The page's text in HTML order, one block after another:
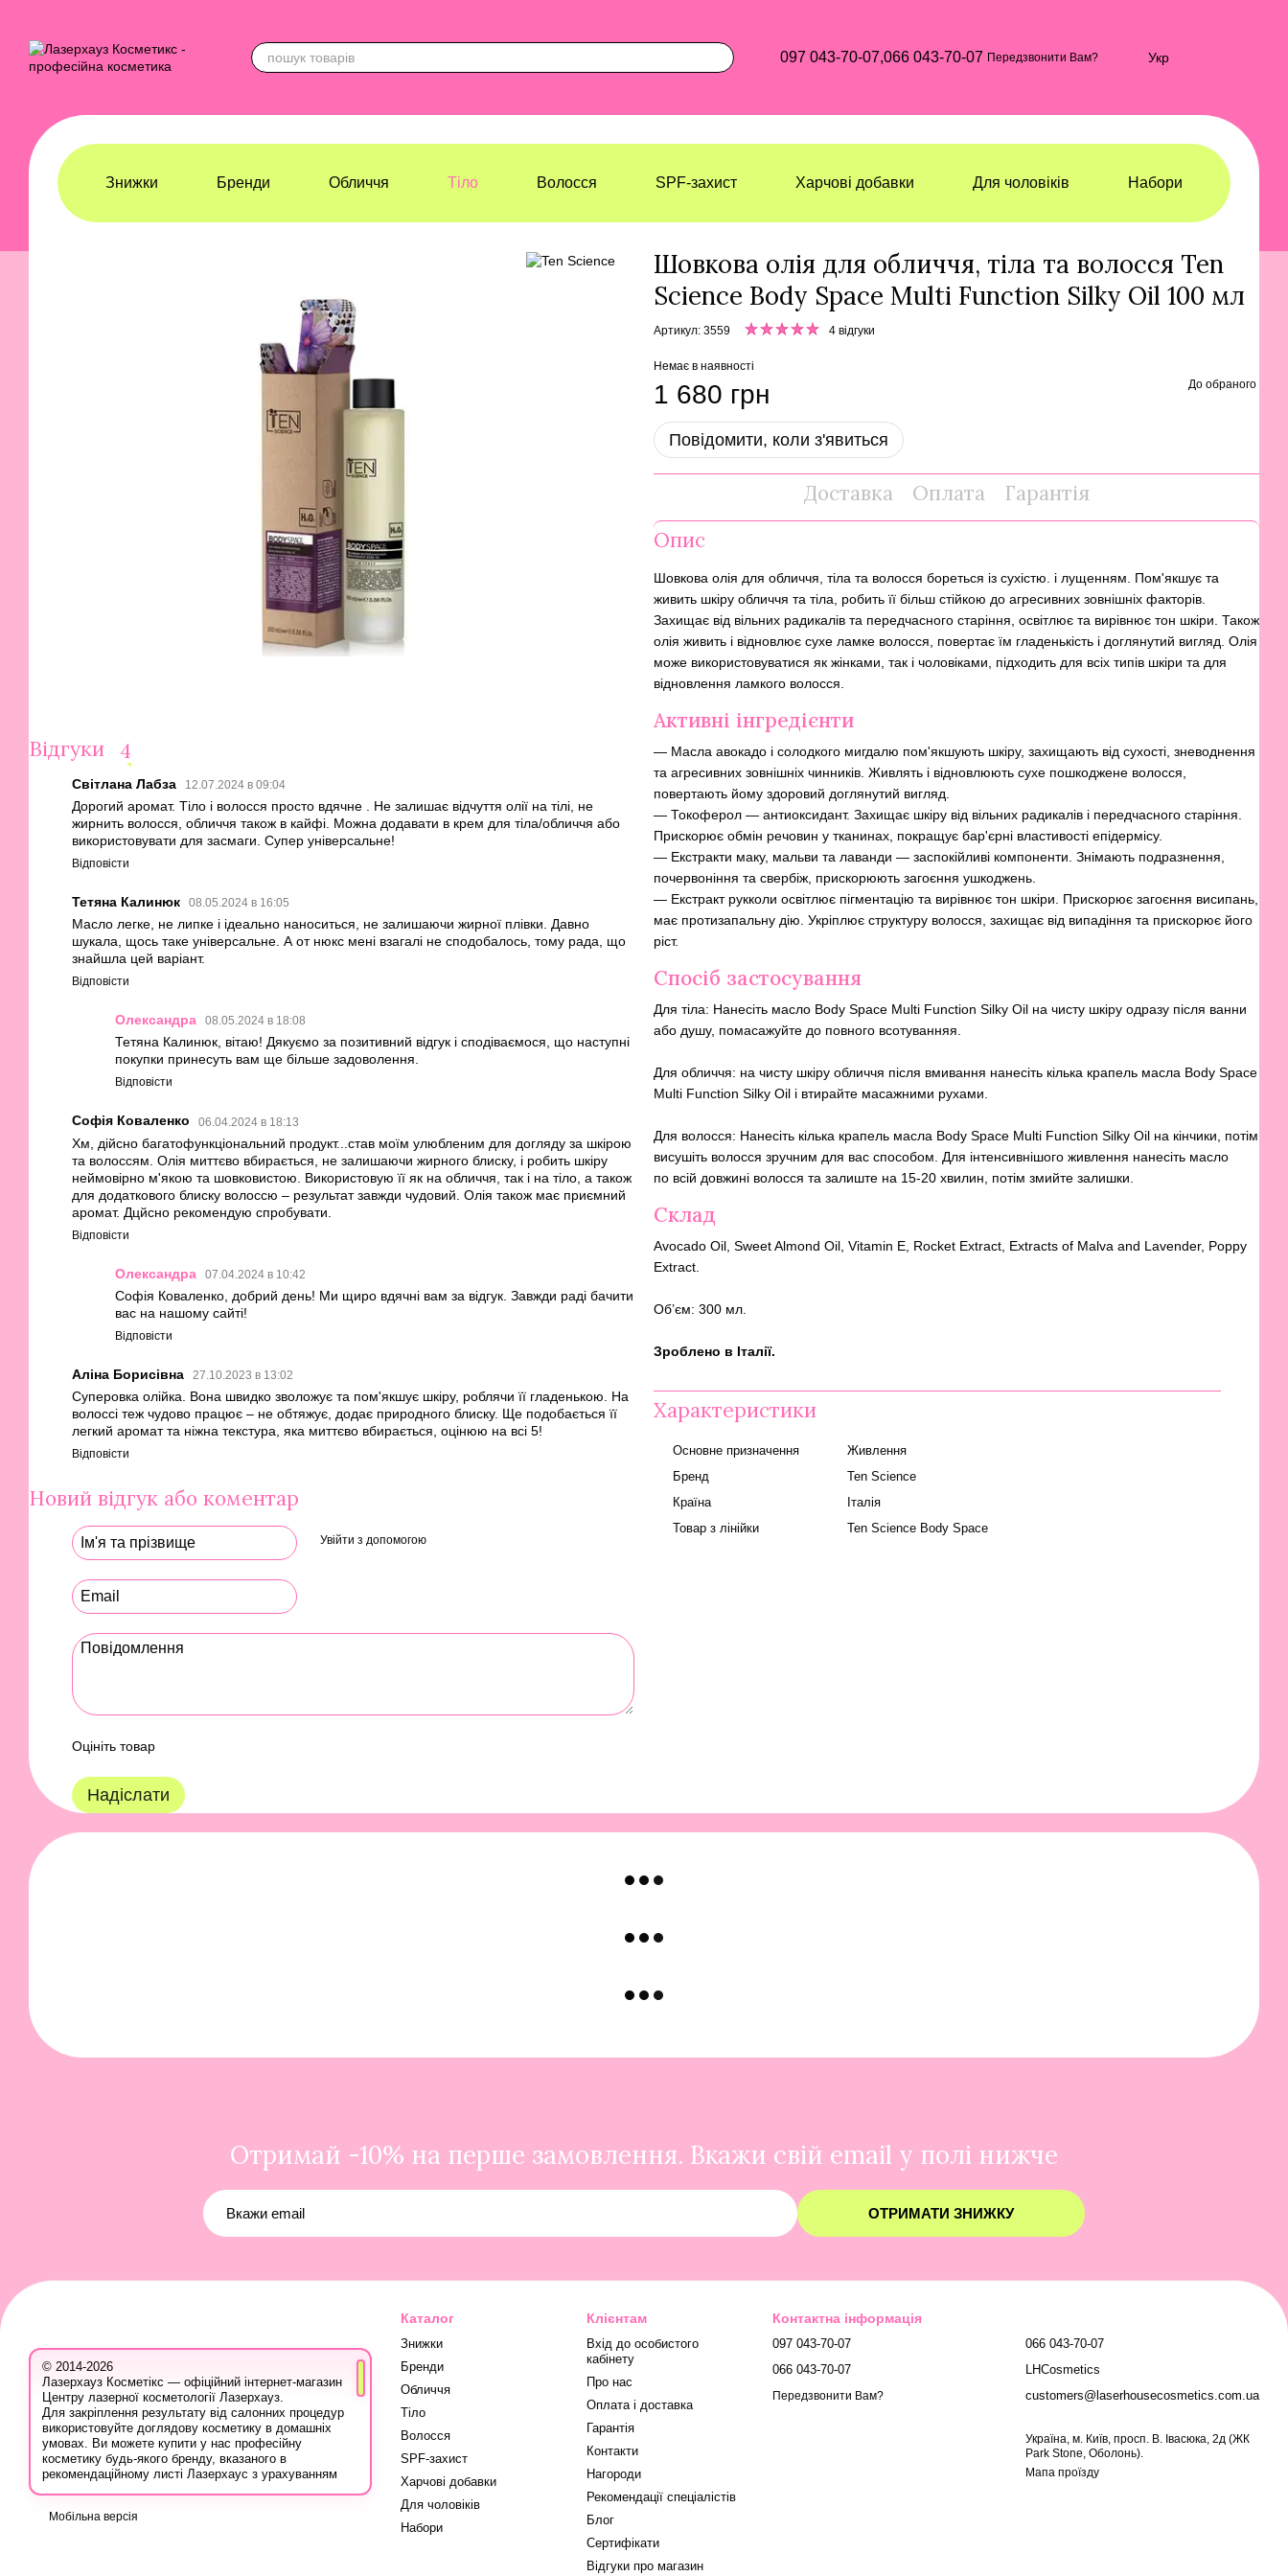
097 043-70-07,066 043-70-07 Передзвонити Вам? Укр
Знижки Бренди Обличчя Тіло Волосся SPF-захист Харчові добавки Для чоловіків Набори
Відгуки 4
Світлана Лабза 12.07.2024 в 09:04
Дорогий аромат. Тіло і волосся просто вдячне . Не залишає відчуття олії на тілі, не
жирнить волосся, обличчя також в кайфі. Можна додавати в крем для тіла/обличчя або
використовувати для засмаги. Супер універсальне!
Відповісти
Тетяна Калинюк 08.05.2024 в 16:05
Масло легке, не липке і ідеально наноситься, не залишаючи жирної плівки. Давно
шукала, щось таке універсальне. А от нюкс мені взагалі не сподобалось, тому рада, що
знайшла цей варіант.
Відповісти
Олександра 08.05.2024 в 18:08
Тетяна Калинюк, вітаю! Дякуємо за позитивний відгук і сподіваємося, що наступні
покупки принесуть вам ще більше задоволення.
Відповісти
Софія Коваленко 06.04.2024 в 18:13
Хм, дійсно багатофункціональний продукт...став моїм улюбленим для догляду за шкірою
та волоссям. Олія миттєво вбирається, не залишаючи жирного блиску, і робить шкіру
неймовірно м'якою та шовковистою. Використовую її як на обличчя, так і на тіло, а також
для додаткового блиску волоссю – результат завжди чудовий. Олія також має приємний
аромат. Дцйсно рекомендую спробувати.
Відповісти
Олександра 07.04.2024 в 10:42
Софія Коваленко, добрий день! Ми щиро вдячні вам за відгук. Завжди раді бачити
вас на нашому сайті!
Відповісти
Аліна Борисівна 27.10.2023 в 13:02
Суперовка олійка. Вона швидко зволожує та пом'якшує шкіру, роблячи її гладенькою. На
волоссі теж чудово працює – не обтяжує, додає природного блиску. Ще подобається її
легкий аромат та ніжна текстура, яка миттєво вбирається, оцінюю на всі 5!
Відповісти
Новий відгук або коментар
Увійти з допомогою
Оцініть товар
Надіслати
Шовкова олія для обличчя, тіла та волосся Ten
Science Body Space Multi Function Silky Oil 100 мл
Артикул: 3559 4 відгуки
1 680 грн
Немає в наявності
До обраного
Повідомити, коли з'явиться
Доставка Оплата
Гарантія
Опис
Шовкова олія для обличчя, тіла та волосся бореться із сухістю. і лущенням. Пом'якшує та
живить шкіру обличчя та тіла, робить її більш стійкою до агресивних зовнішніх факторів.
Захищає від вільних радикалів та передчасного старіння, освітлює та вирівнює тон шкіри. Також
олія живить і відновлює сухе ламке волосся, повертає їм гладенькість і доглянутий вигляд. Олія
може використовуватися як жінками, так і чоловіками, підходить для всіх типів шкіри та для
відновлення ламкого волосся.
Активні інгредієнти
— Масла авокадо і солодкого мигдалю пом'якшують шкіру, захищають від сухості, зневоднення
та агресивних зовнішніх чинників. Живлять і відновлюють сухе пошкоджене волосся,
повертають йому здоровий доглянутий вигляд.
— Токоферол — антиоксидант. Захищає шкіру від вільних радикалів і передчасного старіння.
Прискорює обмін речовин у тканинах, покращує бар'єрні властивості епідермісу.
— Екстракти маку, мальви та лаванди — заспокійливі компоненти. Знімають подразнення,
почервоніння та свербіж, прискорюють загоєння ушкоджень.
— Екстракт рукколи освітлює пігментацію та вирівнює тон шкіри. Прискорює загоєння висипань,
має протизапальну дію. Укріплює структуру волосся, захищає від випадіння та прискорює його
ріст.
Спосіб застосування
Для тіла: Нанесіть масло Body Space Multi Function Silky Oil на чисту шкіру одразу після ванни
або душу, помасажуйте до повного всотуванняя.
Для обличчя: на чисту шкіру обличчя після вмивання нанесіть кілька крапель масла Body Space
Multi Function Silky Oil і втирайте масажними рухами.
Для волосся: Нанесіть кілька крапель масла Body Space Multi Function Silky Oil на кінчики, потім
висушіть волосся зручним для вас способом. Для інтенсивнішого живлення нанесіть масло
по всій довжині волосся та залиште на 15-20 хвилин, потім змийте залишки.
Склад
Avocado Oil, Sweet Almond Oil, Vitamin E, Rocket Extract, Extracts of Malva and Lavender, Poppy
Extract.
Об’єм: 300 мл.
Зроблено в Італії.
Характеристики
Основне призначення
Живлення
Бренд
Ten Science
Країна
Італія
Товар з лінійки
Ten Science Body Space
Отримай -10% на перше замовлення. Вкажи свій email у полі нижче
ОТРИМАТИ ЗНИЖКУ
© 2014-2026
Лазерхауз Косметікс — офіційний інтернет-магазин
Центру лазерної косметології Лазерхауз.
Для закріплення результату від салонних процедур
використовуйте доглядову косметику в домашніх
умовах. Ви можете купити у нас професійну
косметику будь-якого бренду, вказаного в
рекомендаційному листі Лазерхаус з урахуванням
Лазер Хауз до косметолога, дерматолога,
Мобільна версія
Каталог
Знижки
Бренди
Обличчя
Тіло
Волосся
SPF-захист
Харчові добавки
Для чоловіків
Набори
Клієнтам
Вхід до особистого
кабінету
Про нас
Оплата і доставка
Гарантія
Контакти
Нагороди
Рекомендації спеціалістів
Блог
Сертифікати
Відгуки про магазин
Контактна інформація
097 043-70-07
066 043-70-07
Передзвонити Вам?
066 043-70-07
LHCosmetics
customers@laserhousecosmetics.com.ua
Українa, м. Київ, просп. В. Івасюка, 2д (ЖК
Park Stone, Оболонь).
Мапа проїзду